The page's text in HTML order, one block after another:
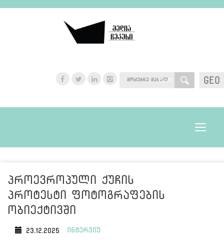
GEO
GEO
Toggle
პროევროპული ქუჩის
პროტესტი ფოტოგრაფების
ობიექტივში
23.12.2025 ინტერვიუ